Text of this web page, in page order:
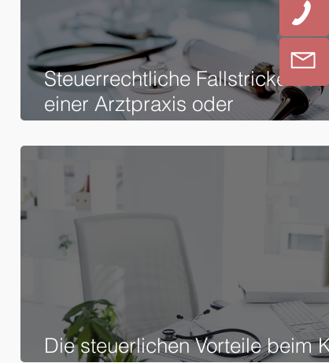
Steuerrechtliche Fallstricke bei
einer Arztpraxis oder
psychotherapeutischen Praxis:
achten sollten
Die steuerlichen Vorteile beim